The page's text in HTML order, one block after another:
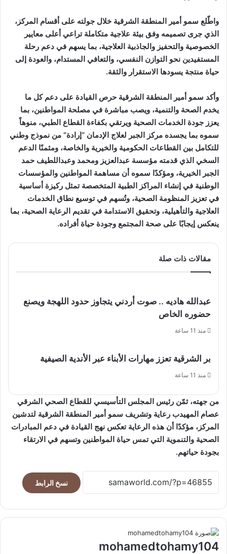
واطّلع سمو أمير المنطقة الشرقية خلال جولته على أقسام المركز،
الذي جرى تصميمه وفق بيئة علاجية متكاملة تراعي أعلى معايير
الخصوصية والتحفيز والجاذبية العلاجية، بما يسهم في دعم رحلة
المستفيدين نحو التوازن النفسي، والتعافي المستدام، والعودة إلى
حياة منتجة يسودها الاستقرار والثقة.
وأكد سمو أمير المنطقة الشرقية حرص القيادة على دعم كل ما
يخدم الصحة والتنمية، ويصب مباشرة في مصلحة المواطنين، بما
يعزز جودة الخدمات الصحية ويرتقي بكفاءة القطاع الطبي، منوهاً
سموه بما يجسده مركز الجبر لعلاج الإدمان “إرادة” من نموذج وطني
للتكامل بين القطاعات الحكومية والخيرية والخاصة، ومثمنًا الدعم
السخي الذي قدمته مؤسسة عبدالعزيز ومحمد وعبداللطيف حمد
الجبر الخيرية، ومؤكدًا سموه أن مساهمة المواطنين والمؤسسات
الوطنية في إنشاء المراكز الطبية المتخصصة تمثل ركيزة أساسية
في تعزيز المنظومة الصحية، وتُسهم في توسيع نطاق الخدمات
العلاجية والتأهيلية، وتحقيق الاستدامة في تقديم الرعاية الصحية، بما
ينعكس إيجابًا على صحة المجتمع وجودة حياة أفراده.
مقالات ذات صلة
عبدالله هاديه .. صوت أردني يتجاوز حدود اللهجة ويصنع
حضوره الخاص
منذ 11 ساعة
بر الشرقية تعزز مهارات الأبناء عبر الأندية الصيفية
منذ 11 ساعة
من جهته، ثمّن رئيس المجلس التأسيسي للقطاع الصحي الشرقي
عصام المهيدب رعاية وتشريف سمو أمير المنطقة الشرقية لتدشين
المركز، مؤكدًا أن هذه الرعاية تعكس نهج القيادة في دعم المبادرات
الصحية والتنموية التي تمس حياة المواطنين وتسهم في الارتقاء
بجودة حياتهم.
نسخ الرابط
mohamedtohamy104